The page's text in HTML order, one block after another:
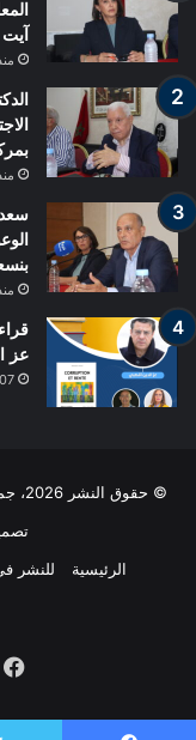
آيت
سعد
منذ 3
عز
الرئيسية
للنشر